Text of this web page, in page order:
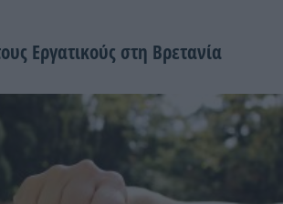
Εργατικούς στη Βρετανία